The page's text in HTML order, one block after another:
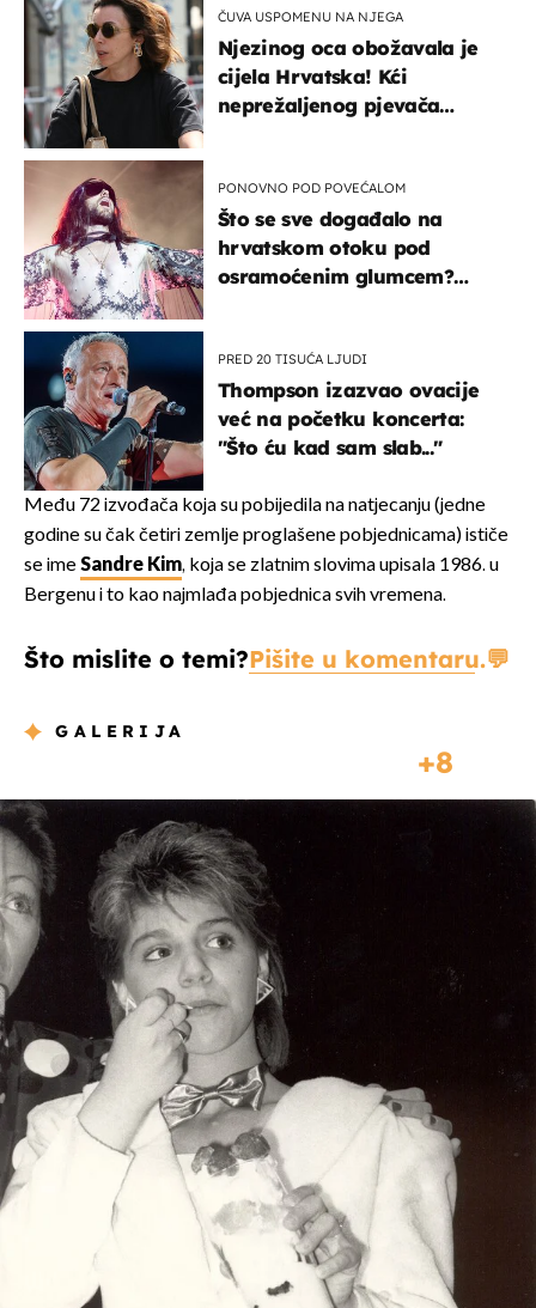
ČUVA USPOMENU NA NJEGA
Njezinog oca obožavala je
cijela Hrvatska! Kći
neprežaljenog pjevača
PONOVNO POD POVEĆALOM
Što se sve događalo na
hrvatskom otoku pod
osramoćenim glumcem?
PRED 20 TISUĆA LJUDI
Thompson izazvao ovacije
već na početku koncerta:
"Što ću kad sam slab..."
Među 72 izvođača koja su pobijedila na natjecanju (jedne
godine su čak četiri zemlje proglašene pobjednicama) ističe
se imeSandre Kim, koja se zlatnim slovima upisala 1986. u
Bergenu i to kao najmlađa pobjednica svih vremena.
Što mislite o temi?Pišite u komentaru.
GALERIJA
8